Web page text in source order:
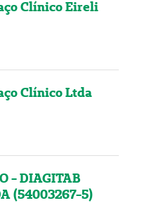
Clínico Eireli
Clínico Ltda
- DIAGITAB
(54003267-5)